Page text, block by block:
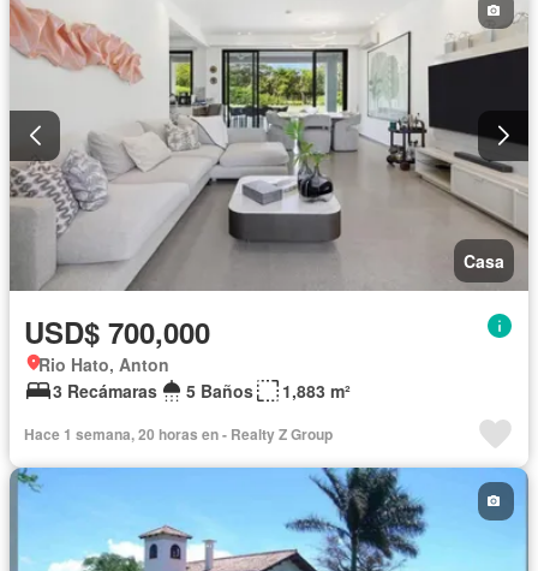
Casa
USD$ 700,000
Rio Hato, Anton
3 Recámaras
5 Baños 1,883 m²
Hace 1 semana, 20 horas en - Realty Z Group